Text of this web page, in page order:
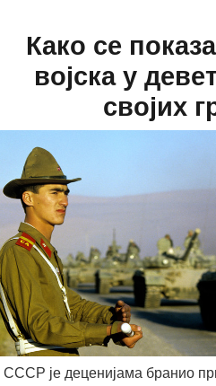
Како се
војска у
својих
СССР је деценијама бранио